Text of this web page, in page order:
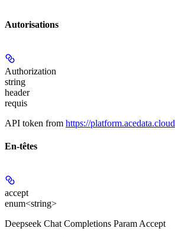
Autorisations
Authorization
string
header
requis
API token from https://platform.acedata.cloud
En-têtes
accept
enum<string>
Deepseek Chat Completions Param Accept